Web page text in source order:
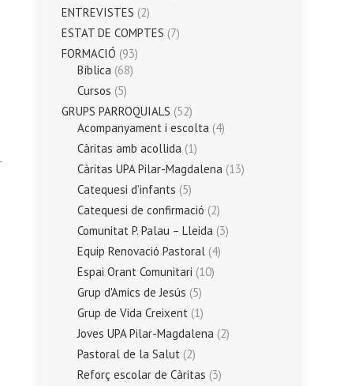
ENTREVISTES (2)
ESTAT DE COMPTES (7)
FORMACIÓ (93)
Bíblica (68)
Cursos (5)
GRUPS PARROQUIALS (52)
Acompanyament i escolta (4)
Càritas amb acollida (1)
Càritas UPA Pilar-Magdalena (13)
Catequesi d’infants (5)
Catequesi de confirmació (2)
Comunitat P. Palau – Lleida (3)
Equip Renovació Pastoral (4)
Espai Orant Comunitari (10)
Grup d'Amics de Jesús (5)
Grup de Vida Creixent (1)
Joves UPA Pilar-Magdalena (2)
Pastoral de la Salut (2)
Reforç escolar de Càritas (3)